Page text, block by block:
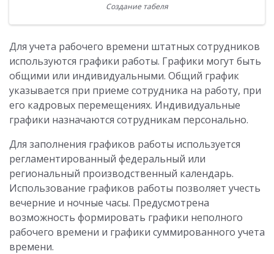
Создание табеля
Для учета рабочего времени штатных сотрудников
используются графики работы. Графики могут быть
общими или индивидуальными. Общий график
указывается при приеме сотрудника на работу, при
его кадровых перемещениях. Индивидуальные
графики назначаются сотрудникам персонально.
Для заполнения графиков работы используется
регламентированный федеральный или
региональный производственный календарь.
Использование графиков работы позволяет учесть
вечерние и ночные часы. Предусмотрена
возможность формировать графики неполного
рабочего времени и графики суммированного учета
времени.